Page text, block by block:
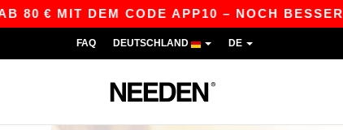
€ MIT DEM CODE APP10 – NOCH BESSERE
FAQ DEUTSCHLAND DE